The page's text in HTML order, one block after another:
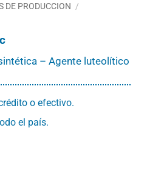
DE PRODUCCION /
– Agente luteolítico
o efectivo.
el país.